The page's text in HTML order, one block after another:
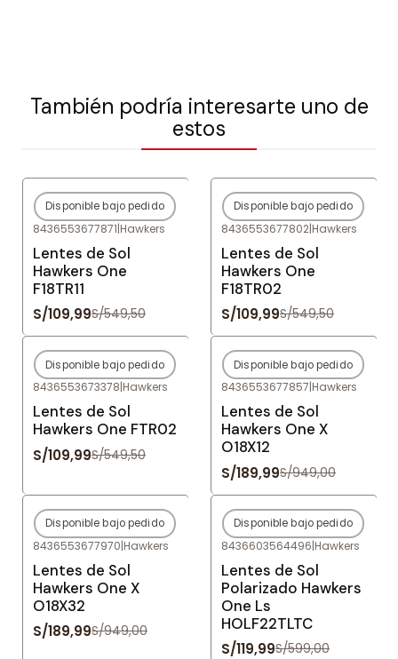
También podría interesarte uno de
estos
-80%OFF
Agotado
Disponible bajo pedido
8436553677871|Hawkers
Lentes de Sol
Hawkers One
F18TR11
S/109,99S/549,50
-80%OFF
Agotado
Disponible bajo pedido
8436553677802|Hawkers
Lentes de Sol
Hawkers One
F18TR02
S/109,99S/549,50
-80%OFF
Agotado
Disponible bajo pedido
8436553673378|Hawkers
Lentes de Sol
Hawkers One FTR02
S/109,99S/549,50
-80%OFF
Agotado
Disponible bajo pedido
8436553677857|Hawkers
Lentes de Sol
Hawkers One X
O18X12
S/189,99S/949,00
-80%OFF
Agotado
Disponible bajo pedido
8436553677970|Hawkers
Lentes de Sol
Hawkers One X
O18X32
S/189,99S/949,00
-80%OFF
Agotado
Disponible bajo pedido
8436603564496|Hawkers
Lentes de Sol
Polarizado Hawkers
One Ls
HOLF22TLTC
S/119,99S/599,00